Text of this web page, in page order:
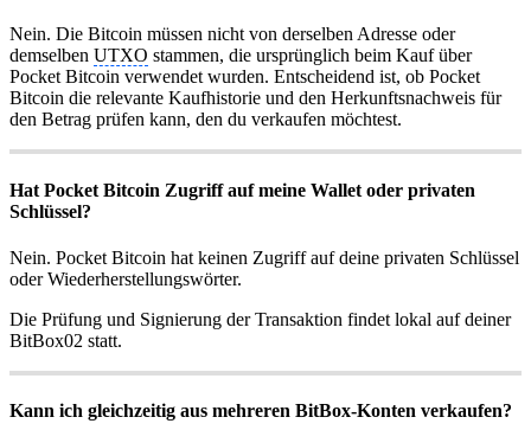
Nein. Die Bitcoin müssen nicht von derselben Adresse oder
demselben UTXO stammen, die ursprünglich beim Kauf über
Pocket Bitcoin verwendet wurden. Entscheidend ist, ob Pocket
Bitcoin die relevante Kaufhistorie und den Herkunftsnachweis für
den Betrag prüfen kann, den du verkaufen möchtest.
Hat Pocket Bitcoin Zugriff auf meine Wallet oder privaten
Schlüssel?
Nein. Pocket Bitcoin hat keinen Zugriff auf deine privaten Schlüssel
oder Wiederherstellungswörter.
Die Prüfung und Signierung der Transaktion findet lokal auf deiner
BitBox02 statt.
Kann ich gleichzeitig aus mehreren BitBox-Konten verkaufen?